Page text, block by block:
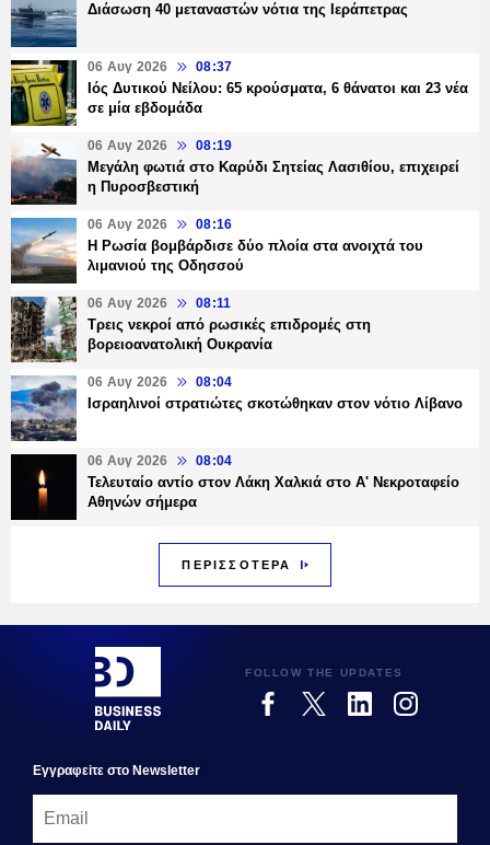
Διάσωση 40 μεταναστών νότια της Ιεράπετρας
06 Αυγ 2026 08:37
Ιός Δυτικού Νείλου: 65 κρούσματα, 6 θάνατοι και 23 νέα
σε μία εβδομάδα
06 Αυγ 2026 08:19
Μεγάλη φωτιά στο Καρύδι Σητείας Λασιθίου, επιχειρεί
η Πυροσβεστική
06 Αυγ 2026 08:16
Η Ρωσία βομβάρδισε δύο πλοία στα ανοιχτά του
λιμανιού της Οδησσού
06 Αυγ 2026 08:11
Τρεις νεκροί από ρωσικές επιδρομές στη
βορειοανατολική Ουκρανία
06 Αυγ 2026 08:04
Ισραηλινοί στρατιώτες σκοτώθηκαν στον νότιο Λίβανο
06 Αυγ 2026 08:04
Τελευταίο αντίο στον Λάκη Χαλκιά στο Α' Νεκροταφείο
Αθηνών σήμερα
ΠΕΡΙΣΣΟΤΕΡΑ
FOLLOW THE UPDATES
Εγγραφεiτε στο Newsletter